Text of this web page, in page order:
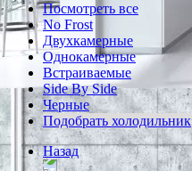
Посмотреть все
No Frost
Двухкамерные
Однокамерные
Встраиваемые
Side By Side
Черные
Подобрать холодильник
Назад